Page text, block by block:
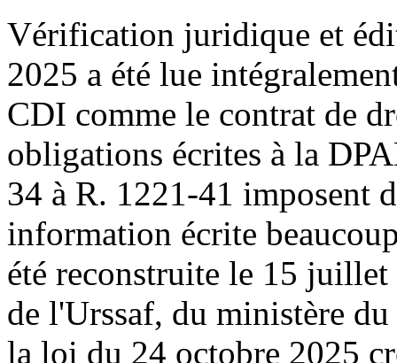
Vérification juridique et
2025 a été lue
CDI comme le contrat de
obligations écrites à la
34 à R. 1221-41 imposent
information écrite
été reconstruite le 15
de l'Urssaf, du ministère
la loi du 24 octobre 2025